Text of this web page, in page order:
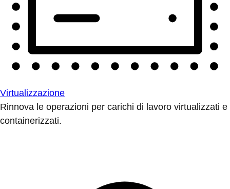
Virtualizzazione
Rinnova le operazioni per carichi di lavoro virtualizzati e
containerizzati.